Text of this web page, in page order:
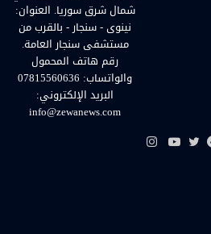
شمال شرق سوريا. العنوان:
نينوى - سنجار - بالقرب من
مستشفى سنجار العامة.
رقم هاتف المحمول
والواتساب: 07815560636
البريد الإلكتروني:
info@zewanews.com